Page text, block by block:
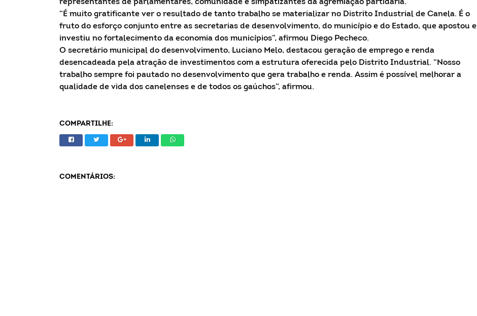
representantes de parlamentares, comunidade e simpatizantes da agremiação partidária.
“É muito gratificante ver o resultado de tanto trabalho se materializar no Distrito Industrial de Canela. É o
fruto do esforço conjunto entre as secretarias de desenvolvimento, do município e do Estado, que apostou e
investiu no fortalecimento da economia dos municípios”, afirmou Diego Pecheco.
O secretário municipal do desenvolvimento, Luciano Melo, destacou geração de emprego e renda
desencadeada pela atração de investimentos com a estrutura oferecida pelo Distrito Industrial. “Nosso
trabalho sempre foi pautado no desenvolvimento que gera trabalho e renda. Assim é possível melhorar a
qualidade de vida dos canelenses e de todos os gaúchos”, afirmou.
COMPARTILHE:
COMENTÁRIOS: